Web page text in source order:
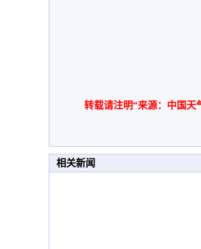
转载请注明“来源：中国天
相关新闻